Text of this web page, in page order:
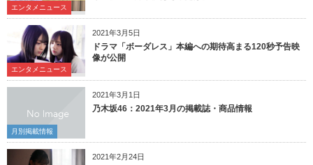
エンタメニュース
2021年3月5日
エンタメニュース
ドラマ「ボーダレス」本編への期待高まる120秒予告映
像が公開
2021年3月1日
月別掲載情報
乃木坂46：2021年3月の掲載誌・商品情報
2021年2月24日